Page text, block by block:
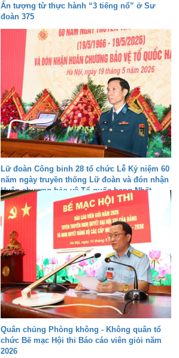
Ấn tượng từ thực hành “3 tiếng nổ” ở Sư
đoàn 375
Lữ đoàn Công binh 28 tổ chức Lễ Kỷ niệm 60
năm ngày truyền thống Lữ đoàn và đón nhận
Huân chương bảo vệ Tổ quốc hạng Nhất
Quân chủng Phòng không - Không quân tổ
chức Bế mạc Hội thi Báo cáo viên giỏi năm
2026